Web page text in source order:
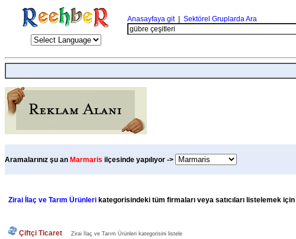
Anasayfaya git| Sektörel Gruplarda Ara
Aramalarınız şu an Marmaris ilçesinde yapılıyor ->
Zirai İlaç ve Tarım Ürünleri kategorisindeki tüm firmaları veya satıcıları listelemek için
Çiftçi Ticaret Zirai İlaç ve Tarım Ürünleri kategorisini listele